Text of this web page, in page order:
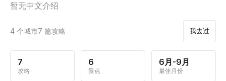
暂无中文介绍
4 个城市7 篇攻略 我去过
7
攻略
6
景点
6月-9月
最佳月份